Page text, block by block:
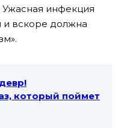
инфекция
и вскоре должна
который поймет